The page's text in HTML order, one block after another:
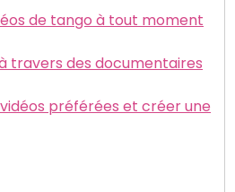
de tango à tout moment
travers des documentaires
préférées et créer une